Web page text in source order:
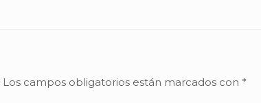
Los campos obligatorios están marcados con *